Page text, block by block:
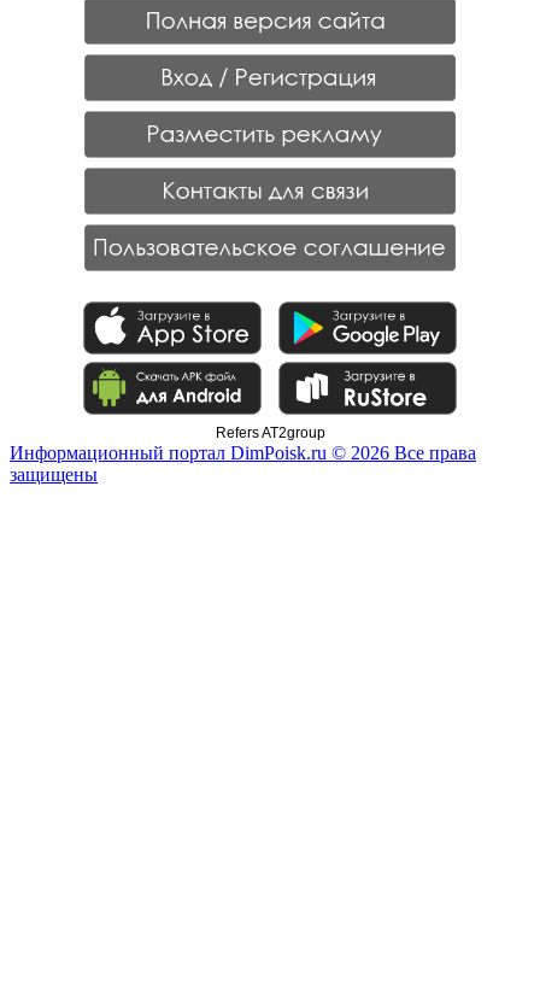
Refers AT2group
Информационный портал DimPoisk.ru © 2026 Все права
защищены